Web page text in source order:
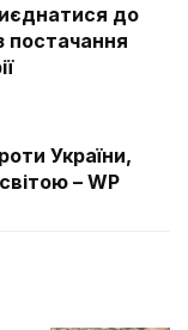
до
постачання
України,
– WP